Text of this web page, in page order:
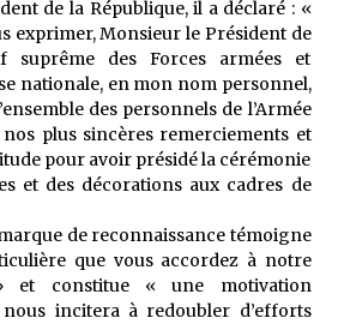
de la République, il a déclaré : «
exprimer, Monsieur le Président de
suprême des Forces armées et
nationale, en mon nom personnel,
des personnels de l’Armée
plus sincères remerciements et
pour avoir présidé la cérémonie
et des décorations aux cadres de
de reconnaissance témoigne
que vous accordez à notre
et constitue « une motivation
incitera à redoubler d’efforts